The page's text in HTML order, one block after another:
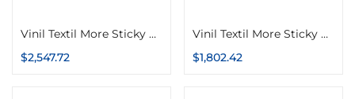
Vinil Textil More Sticky Color Make PU 51cm x 20m
$2,547.72
Vinil Textil More Sticky Special Color Make Puff 51cm x 10m
$1,802.42